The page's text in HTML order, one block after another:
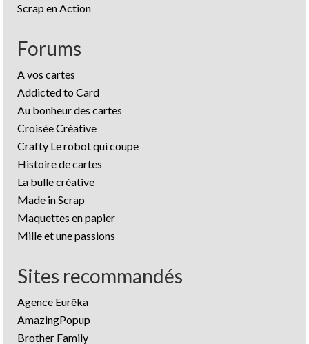
Scrap en Action
Forums
A vos cartes
Addicted to Card
Au bonheur des cartes
Croisée Créative
Crafty Le robot qui coupe
Histoire de cartes
La bulle créative
Made in Scrap
Maquettes en papier
Mille et une passions
Sites recommandés
Agence Eurêka
AmazingPopup
Brother Family